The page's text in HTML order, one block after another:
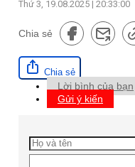
Thứ 3, 19.08.2025 | 20:33:00
Chia sẻ
Chia sẻ
Lời bình của bạn
Gửi ý kiến